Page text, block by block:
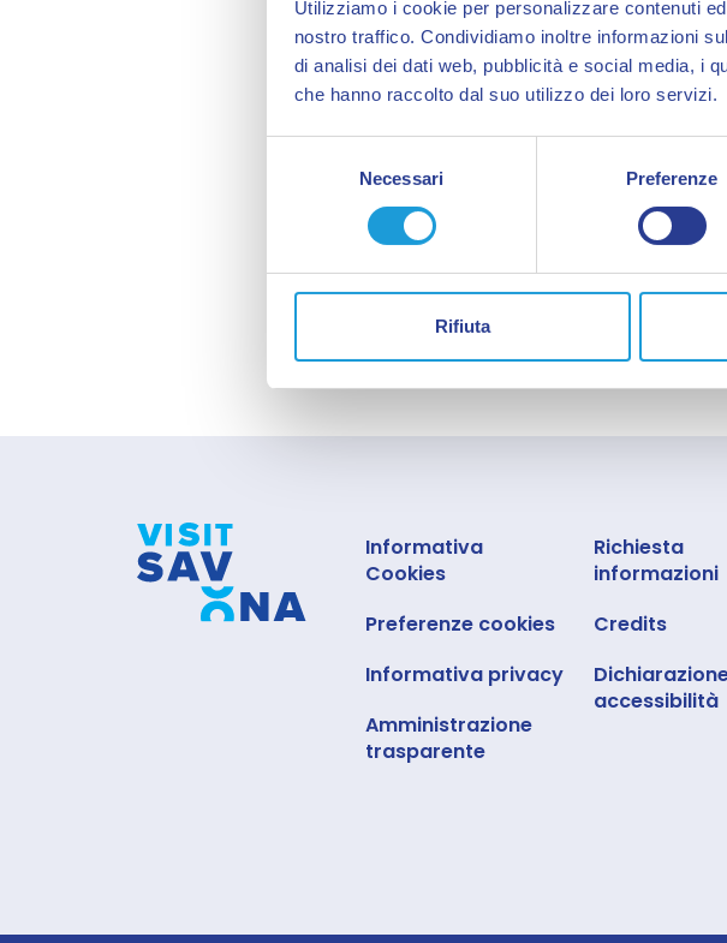
Utilizziamo i cookie per personalizzare contenuti
nostro traffico. Condividiamo inoltre informazioni
di analisi dei dati web, pubblicità e social media, i
che hanno raccolto dal suo utilizzo dei loro servizi.
Necessari Preferenze
Rifiuta
Scopri
Informativa
Cookies
Preferenze cookies
Informativa privacy
Amministrazione
trasparente
Richiesta
informazioni
Credits
accessibilità